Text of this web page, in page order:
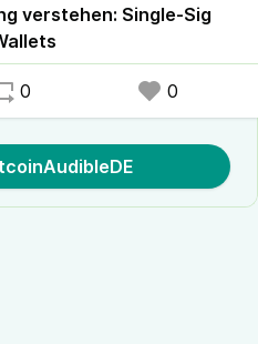
verstehen: Single-Sig
0 0